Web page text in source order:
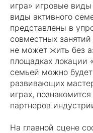
игра» игровые
виды активного
представлены в
совместных
не может жить без
площадках локации
семьей можно
развивающих
играх,
партнеров
На главной сцене